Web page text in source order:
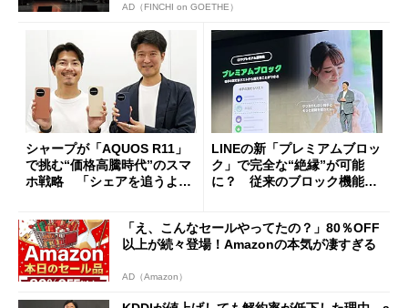
AD（FINCHI on GOETHE）
シャープが「AQUOS R11」
で挑む“価格高騰時代”のスマ
ホ戦略 「シェアを追うより
LINEの新「プレミアムブロッ
ク」で完全な“絶縁”が可能
に？ 従来のブロック機能と
「え、こんなセールやってたの？」80％OFF
以上が続々登場！Amazonの本気が凄すぎる
AD（Amazon）